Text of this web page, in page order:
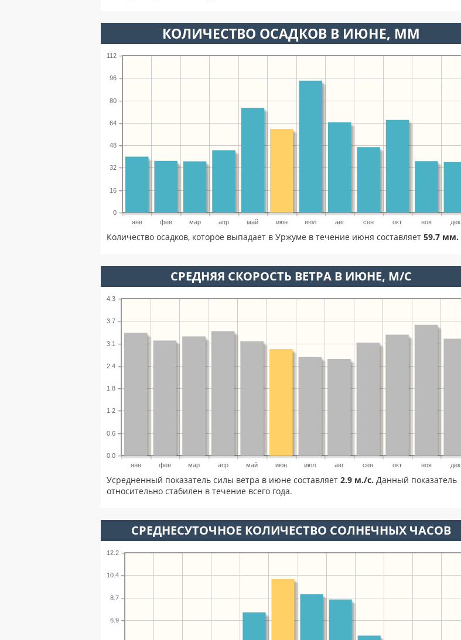
КОЛИЧЕСТВО ОСАДКОВ В ИЮНЕ, ММ
янв фев мар апр май июн июл авг сен окт ноя дек
0
16
32
48
64
80
96
112
Количество осадков, которое выпадает в Уржуме в течение июня составляет 59.7 мм.
СРЕДНЯЯ СКОРОСТЬ ВЕТРА В ИЮНЕ, М/С
янв фев мар апр май июн июл авг сен окт ноя дек
0.0
0.6
1.2
1.8
2.4
3.1
3.7
4.3
Усредненный показатель силы ветра в июне составляет 2.9 м./с. Данный показатель
относительно стабилен в течение всего года.
СРЕДНЕСУТОЧНОЕ КОЛИЧЕСТВО СОЛНЕЧНЫХ ЧАСОВ
6.9
8.7
10.4
12.2